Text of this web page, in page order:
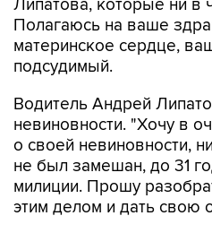
Липатова, которые ни в
Полагаюсь на ваше
материнское сердце,
подсудимый.
Водитель Андрей
невиновности. "Хочу в
о своей невиновности,
не был замешан, до 31
милиции. Прошу
этим делом и дать свою